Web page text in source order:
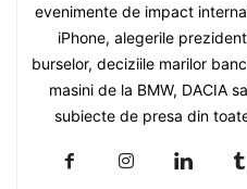
evenimente de impact
iPhone, alegerile
burselor, deciziile marilor
masini de la BMW, DACIA
subiecte de presa din